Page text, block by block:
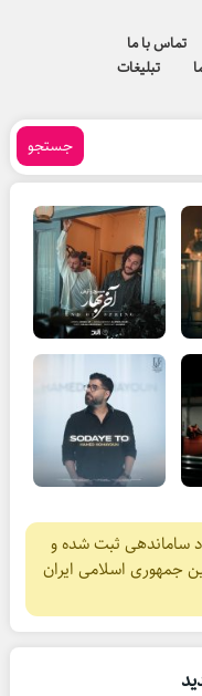
تماس با ما
تبلیغات
جستجو
ساماندهی ثبت شده و
جمهوری اسلامی ایران